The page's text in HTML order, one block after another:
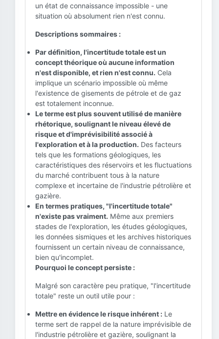
un état de connaissance impossible - une
situation où absolument rien n'est connu.
Descriptions sommaires :
Par définition, l'incertitude totale est un
concept théorique où aucune information
n'est disponible, et rien n'est connu. Cela
implique un scénario impossible où même
l'existence de gisements de pétrole et de gaz
est totalement inconnue.
Le terme est plus souvent utilisé de manière
rhétorique, soulignant le niveau élevé de
risque et d'imprévisibilité associé à
l'exploration et à la production. Des facteurs
tels que les formations géologiques, les
caractéristiques des réservoirs et les fluctuations
du marché contribuent tous à la nature
complexe et incertaine de l'industrie pétrolière et
gazière.
En termes pratiques, "l'incertitude totale"
n'existe pas vraiment. Même aux premiers
stades de l'exploration, les études géologiques,
les données sismiques et les archives historiques
fournissent un certain niveau de connaissance,
bien qu'incomplet.
Pourquoi le concept persiste :
Malgré son caractère peu pratique, "l'incertitude
totale" reste un outil utile pour :
Mettre en évidence le risque inhérent : Le
terme sert de rappel de la nature imprévisible de
l'industrie pétrolière et gazière, soulignant la